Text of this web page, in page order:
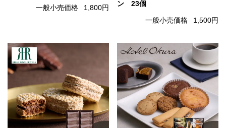
一般小売価格 1,800円
ン 23個
一般小売価格 1,500円